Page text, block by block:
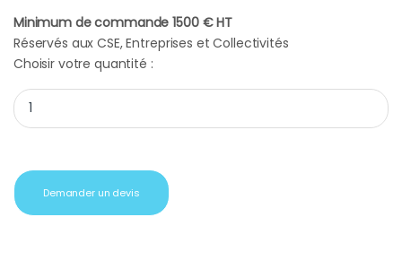
Minimum de commande 1500 € HT
Réservés aux CSE, Entreprises et Collectivités
Choisir votre quantité :
Cadeau entreprise chocolat passion noir quantity
Demander un devis